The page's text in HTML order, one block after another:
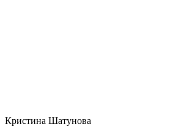
Кристина Шатунова